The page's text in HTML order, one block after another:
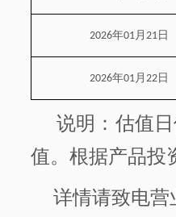
2026年01月 21 日
2026年01月 22 日
说明：估值
值。根据产品投
详情请致电营